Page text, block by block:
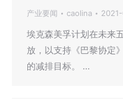
产业要闻 caolina
埃克森美孚计划在未来
放，以支持《巴黎协定
的减排目标。 …